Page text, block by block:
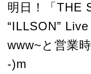
明日！「THE
“ILLSON”
www~と営業
-)m